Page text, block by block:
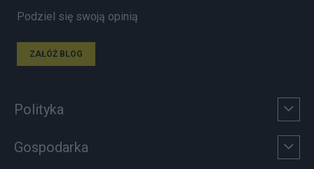
Podziel się swoją opinią
ZAŁÓŻ BLOG
Polityka
Gospodarka